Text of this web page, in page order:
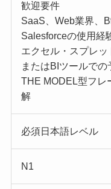
歓迎要件
SaaS、Web業界、
Salesforceの使用経
エクセル・スプレッ
またはBIツールでの
THE MODEL型フレ
解
必須日本語レベル
N1